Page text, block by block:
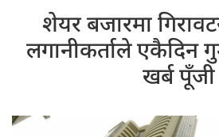
शेयर बजारमा
लगानीकर्ताले एकैदिन
खर्ब पूँजी